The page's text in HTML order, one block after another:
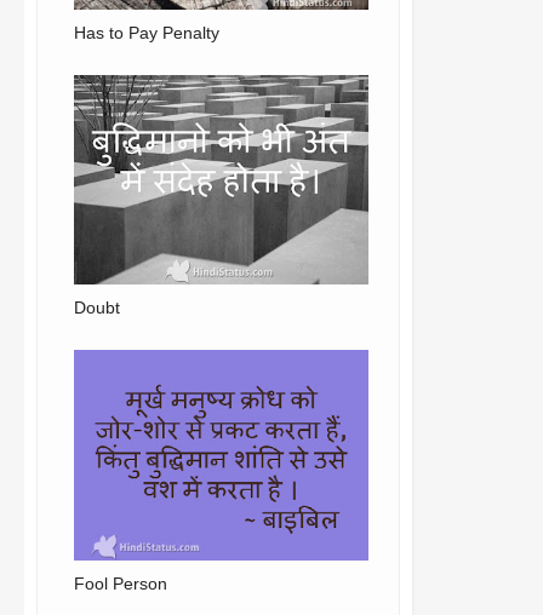
Has to Pay Penalty
Doubt
Fool Person